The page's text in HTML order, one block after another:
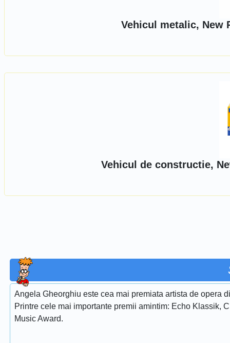
Vehicul metalic, New
Vehicul de constructie,
Angela Gheorghiu este cea mai premiata artista de opera
Printre cele mai importante premii amintim: Echo Klassik,
Music Award.